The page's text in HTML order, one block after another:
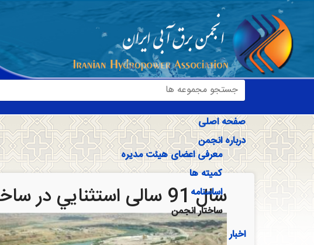
صفحه اصلی
درباره انجمن
معرفی اعضای هیئت مدیره
کمیته ها
اساسنامه
ساختار انجمن
اخبار
سال 91 سالی استثنايي در ساخت سد و تونل